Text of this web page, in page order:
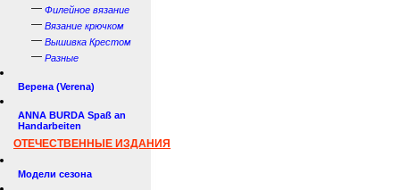
— Филейное вязание
— Вязание крючком
— Вышивка Крестом
— Разные
Верена (Verena)
ANNA BURDA Spaß an
Handarbeiten
ОТЕЧЕСТВЕННЫЕ ИЗДАНИЯ
Модели сезона